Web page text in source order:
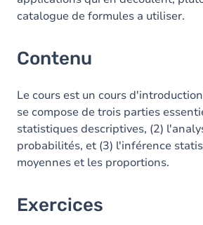
catalogue de formules a utiliser.
Contenu
Le cours est un cours
se compose de trois parties
statistiques descriptives, (2)
probabilités, et (3) l'inférence
moyennes et les proportions.
Exercices